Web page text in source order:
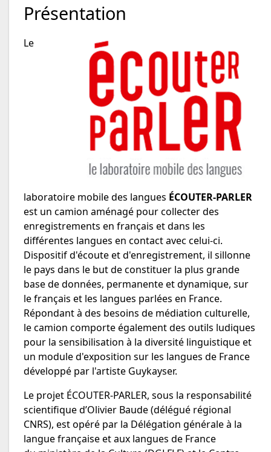
Présentation
Le
laboratoire mobile des langues ÉCOUTER-PARLER
est un camion aménagé pour collecter des
enregistrements en français et dans les
différentes langues en contact avec celui-ci.
Dispositif d'écoute et d'enregistrement, il sillonne
le pays dans le but de constituer la plus grande
base de données, permanente et dynamique, sur
le français et les langues parlées en France.
Répondant à des besoins de médiation culturelle,
le camion comporte également des outils ludiques
pour la sensibilisation à la diversité linguistique et
un module d'exposition sur les langues de France
développé par l'artiste Guykayser.
Le projet ÉCOUTER-PARLER, sous la responsabilité
scientifique d’Olivier Baude (délégué régional
CNRS), est opéré par la Délégation générale à la
langue française et aux langues de France